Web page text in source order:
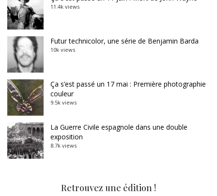
11.4k views
Futur technicolor, une série de Benjamin Barda
10k views
Ça s’est passé un 17 mai : Première photographie
couleur
9.5k views
La Guerre Civile espagnole dans une double
exposition
8.7k views
Retrouvez une édition !